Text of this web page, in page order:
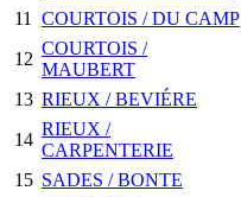
11
COURTOIS / DU CAMP
12
COURTOIS /
MAUBERT
13 RIEUX / BEVIÉRE
14
RIEUX /
CARPENTERIE
15 SADES / BONTE